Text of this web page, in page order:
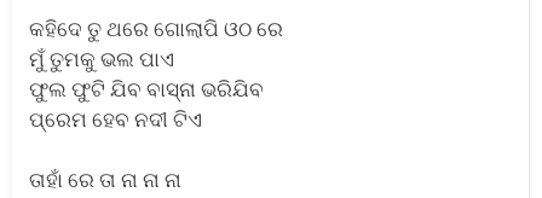
କହିଦେ ତୁ ଥରେ ଗୋଲାପି ଓଠ ରେ
ମୁଁ ତୁମକୁ ଭଲ ପାଏ
ଫୁଲ ଫୁଟି ଯିବ ବାସ୍ନା ଭରିଯିବ
ପ୍ରେମ ହେବ ନଦୀ ଟିଏ
ତାହାଁ ରେ ତା ନା ନା ନା